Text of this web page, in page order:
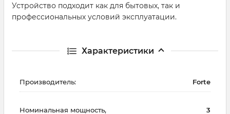
Устройство подходит как для бытовых, так и
профессиональных условий эксплуатации.
Характеристики
Производитель: Forte
Номинальная мощность, 3